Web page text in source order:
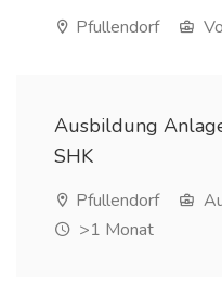
Pfullendorf
Ausbildung
SHK
Pfullendorf
>1 Monat